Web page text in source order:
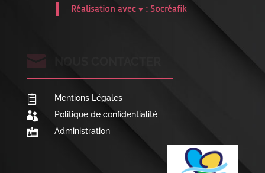
Réalisation avec ♥ : Socréafik

 Mentions Légales
 Politique de confidentialité
 Administration